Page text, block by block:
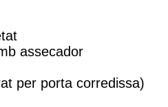
assecador
per porta corredissa)